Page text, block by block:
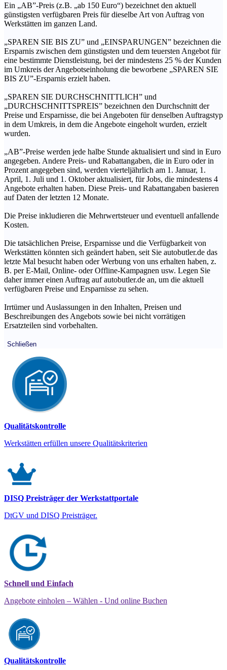
Ein „AB”-Preis (z.B. „ab 150 Euro“) bezeichnet den aktuell
günstigsten verfügbaren Preis für dieselbe Art von Auftrag von
Werkstätten im ganzen Land.
„SPAREN SIE BIS ZU” und „EINSPARUNGEN” bezeichnen die
Ersparnis zwischen dem günstigsten und dem teuersten Angebot für
eine bestimmte Dienstleistung, bei der mindestens 25 % der Kunden
im Umkreis der Angebotseinholung die beworbene „SPAREN SIE
BIS ZU”-Ersparnis erzielt haben.
„SPAREN SIE DURCHSCHNITTLICH” und
„DURCHSCHNITTSPREIS” bezeichnen den Durchschnitt der
Preise und Ersparnisse, die bei Angeboten für denselben Auftragstyp
in dem Umkreis, in dem die Angebote eingeholt wurden, erzielt
wurden.
„AB”-Preise werden jede halbe Stunde aktualisiert und sind in Euro
angegeben. Andere Preis- und Rabattangaben, die in Euro oder in
Prozent angegeben sind, werden vierteljährlich am 1. Januar, 1.
April, 1. Juli und 1. Oktober aktualisiert, für Jobs, die mindestens 4
Angebote erhalten haben. Diese Preis- und Rabattangaben basieren
auf Daten der letzten 12 Monate.
Die Preise inkludieren die Mehrwertsteuer und eventuell anfallende
Kosten.
Die tatsächlichen Preise, Ersparnisse und die Verfügbarkeit von
Werkstätten könnten sich geändert haben, seit Sie autobutler.de das
letzte Mal besucht haben oder Werbung von uns erhalten haben, z.
B. per E-Mail, Online- oder Offline-Kampagnen usw. Legen Sie
daher immer einen Auftrag auf autobutler.de an, um die aktuell
verfügbaren Preise und Ersparnisse zu sehen.
Irrtümer und Auslassungen in den Inhalten, Preisen und
Beschreibungen des Angebots sowie bei nicht vorrätigen
Ersatzteilen sind vorbehalten.
Schließen
Qualitätskontrolle
Werkstätten erfüllen unsere Qualitätskriterien
DISQ Preisträger der Werkstattportale
DtGV und DISQ Preisträger.
Schnell und Einfach
Angebote einholen – Wählen - Und online Buchen
Qualitätskontrolle